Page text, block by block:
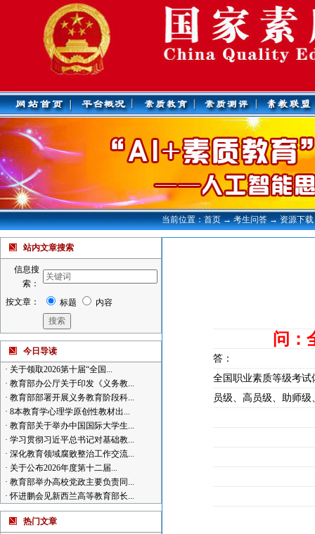
当前位置：首页 → 考生问答 → 资源下载
站内文章搜索
信息搜
索：
按文章：
标题 内容
今日导读
· 关于领取2026第十届“全国...
· 教育部办公厅关于印发《义务教...
· 教育部部署开展义务教育阶段科...
· 8本教育学心理学原创性教材出...
· 教育部关于举办中国国际大学生...
· 学习贯彻习近平总书记对基础教...
· 深化教育领域腐败整治工作交流...
· 关于公布2026年度第十二届...
· 教育部举办高校党政主要负责同...
· 怀进鹏会见新西兰高等教育部长...
热门文章
问：
答：
全国职业素质等级考
员级、高员级、助师